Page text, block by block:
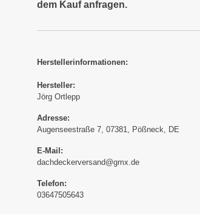
dem Kauf anfragen.
Herstellerinformationen:
Hersteller:
Jörg Ortlepp
Adresse:
Augenseestraße 7, 07381, Pößneck, DE
E-Mail:
dachdeckerversand@gmx.de
Telefon:
03647505643